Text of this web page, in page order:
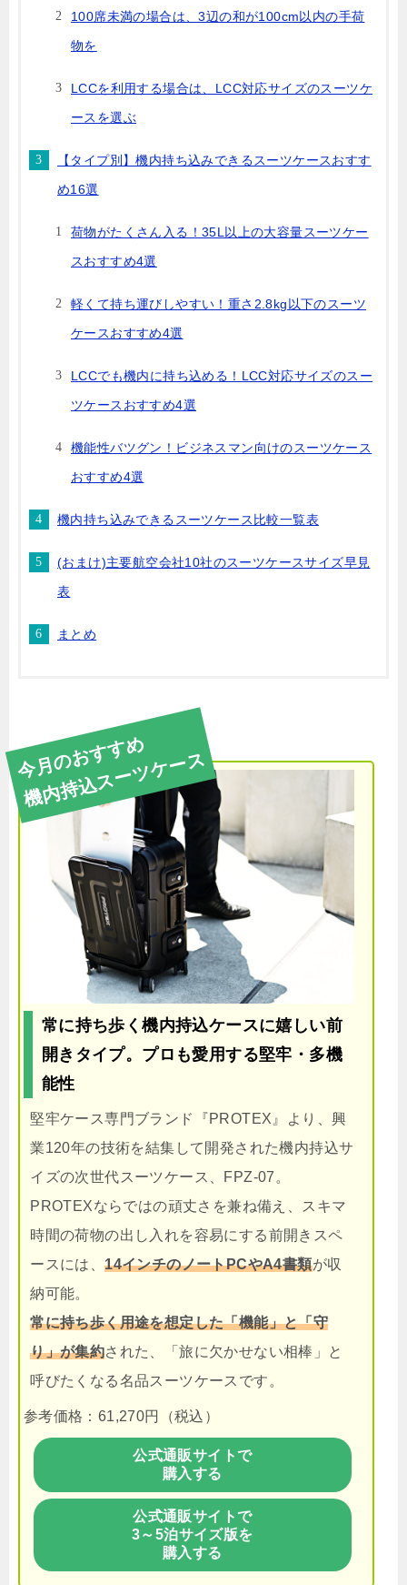
100席未満の場合は、3辺の和が100cm以内の手荷
物を
LCCを利用する場合は、LCC対応サイズのスーツケ
ースを選ぶ
【タイプ別】機内持ち込みできるスーツケースおすす
め16選
荷物がたくさん入る！35L以上の大容量スーツケー
スおすすめ4選
軽くて持ち運びしやすい！重さ2.8kg以下のスーツ
ケースおすすめ4選
LCCでも機内に持ち込める！LCC対応サイズのスー
ツケースおすすめ4選
機能性バツグン！ビジネスマン向けのスーツケース
おすすめ4選
機内持ち込みできるスーツケース比較一覧表
(おまけ)主要航空会社10社のスーツケースサイズ早見
表
まとめ
今月のおすすめ
機内持込スーツケース
常に持ち歩く機内持込ケースに嬉しい前
開きタイプ。プロも愛用する堅牢・多機
能性
堅牢ケース専門ブランド『PROTEX』より、興
業120年の技術を結集して開発された機内持込サ
イズの次世代スーツケース、FPZ-07。
PROTEXならではの頑丈さを兼ね備え、スキマ
時間の荷物の出し入れを容易にする前開きスペ
ースには、14インチのノートPCやA4書類が収
納可能。
常に持ち歩く用途を想定した「機能」と「守
り」が集約された、「旅に欠かせない相棒」と
呼びたくなる名品スーツケースです。
参考価格：61,270円（税込）
公式通販サイトで
購入する
公式通販サイトで
3～5泊サイズ版を
購入する